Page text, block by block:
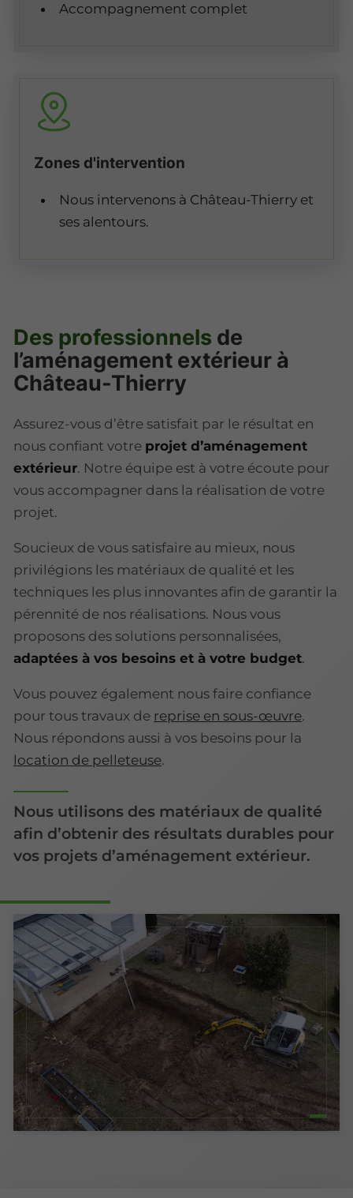
Accompagnement complet
Zones d'intervention
Nous intervenons à Château-Thierry et
ses alentours.
Des professionnels de
l’aménagement extérieur à
Château-Thierry
Assurez-vous d’être satisfait par le résultat en
nous confiant votre projet d’aménagement
extérieur. Notre équipe est à votre écoute pour
vous accompagner dans la réalisation de votre
projet.
Soucieux de vous satisfaire au mieux, nous
privilégions les matériaux de qualité et les
techniques les plus innovantes afin de garantir la
pérennité de nos réalisations. Nous vous
proposons des solutions personnalisées,
adaptées à vos besoins et à votre budget.
Vous pouvez également nous faire confiance
pour tous travaux de reprise en sous-œuvre.
Nous répondons aussi à vos besoins pour la
location de pelleteuse.
Nous utilisons des matériaux de qualité
afin d’obtenir des résultats durables pour
vos projets d’aménagement extérieur.